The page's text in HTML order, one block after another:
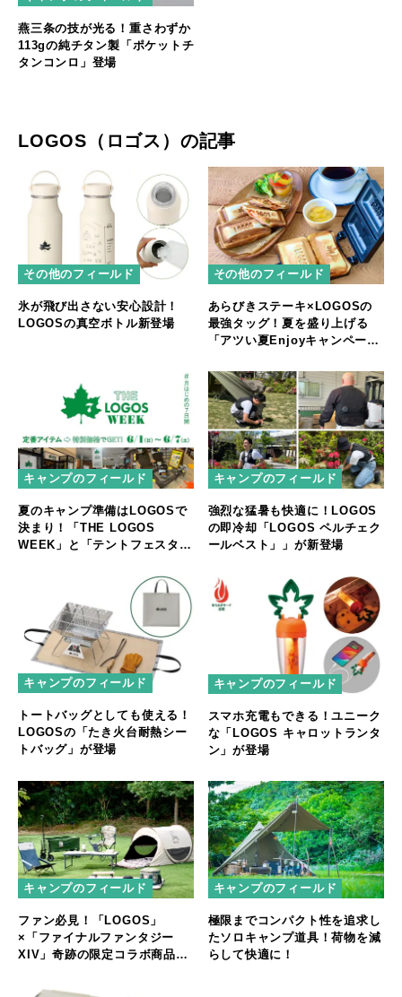
燕三条の技が光る！重さわずか
113gの純チタン製「ポケットチ
タンコンロ」登場
LOGOS（ロゴス）の記事
その他のフィールド
氷が飛び出さない安心設計！
LOGOSの真空ボトル新登場
その他のフィールド
あらびきステーキ×LOGOSの
最強タッグ！夏を盛り上げる
「アツい夏Enjoyキャンペー
キャンプのフィールド
夏のキャンプ準備はLOGOSで
決まり！「THE LOGOS
WEEK」と「テントフェスタ」
キャンプのフィールド
強烈な猛暑も快適に！LOGOS
の即冷却「LOGOS ペルチェク
ールベスト」」が新登場
キャンプのフィールド
トートバッグとしても使える！
LOGOSの「たき火台耐熱シー
トバッグ」が登場
キャンプのフィールド
スマホ充電もできる！ユニーク
な「LOGOS キャロットランタ
ン」が登場
キャンプのフィールド
ファン必見！「LOGOS」
×「ファイナルファンタジー
XIV」奇跡の限定コラボ商品が
キャンプのフィールド
極限までコンパクト性を追求し
たソロキャンプ道具！荷物を減
らして快適に！